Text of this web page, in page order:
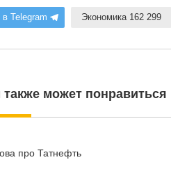
Telegram Экономика 162 299
может понравиться